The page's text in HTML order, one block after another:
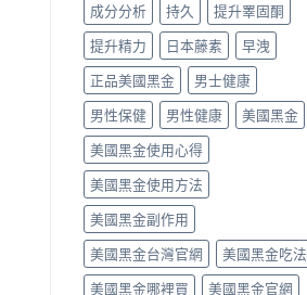
成分分析
持久
提升睪固酮
提升精力
日本藤素
早洩
正品美國黑金
男士健康
男性保健
男性健康
美國黑金
美國黑金使用心得
美國黑金使用方法
美國黑金副作用
美國黑金台灣官網
美國黑金吃法
美國黑金哪裡買
美國黑金官網